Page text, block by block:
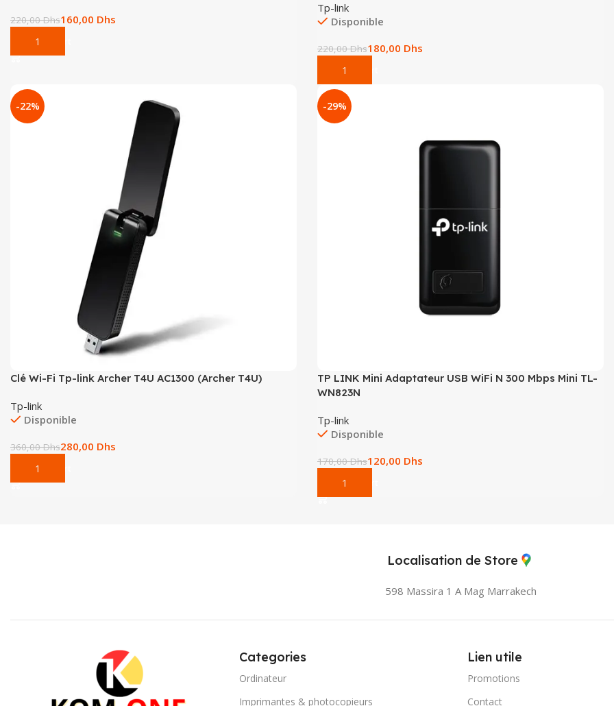
220,00Dhs160,00 Dhs
Add To Cart
Tp-link
Disponible
220,00Dhs180,00 Dhs
Add To Cart
-22%
Clé Wi-Fi Tp-link Archer T4U AC1300 (Archer T4U)
Tp-link
Disponible
360,00Dhs280,00 Dhs
Add To Cart
-29%
TP LINK Mini Adaptateur USB WiFi N 300 Mbps Mini TL-
WN823N
Tp-link
Disponible
170,00Dhs120,00 Dhs
Add To Cart
Localisation de Store
598 Massira 1 A Mag Marrakech
Categories
Ordinateur
Imprimantes & photocopieurs
Lien utile
Promotions
Contact